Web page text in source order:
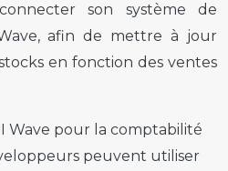
son système de
afin de mettre à jour
en fonction des ventes
Wave pour la comptabilité
peuvent utiliser